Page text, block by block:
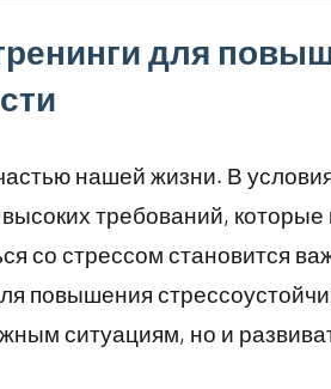
для
нашей жизни. В
требований,
со стрессом становится
повышения
ситуациям, но и